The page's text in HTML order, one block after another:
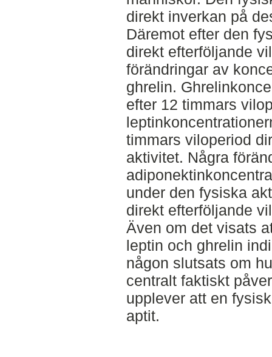
direkt inverkan på
Däremot efter den
direkt efterföljande
förändringar av
ghrelin.
efter 12 timmars
timmars viloperiod
aktivitet. Några
under den fysiska
direkt efterföljande
Även om det visats
leptin och ghrelin
någon slutsats om
centralt faktiskt
upplever att en
aptit.